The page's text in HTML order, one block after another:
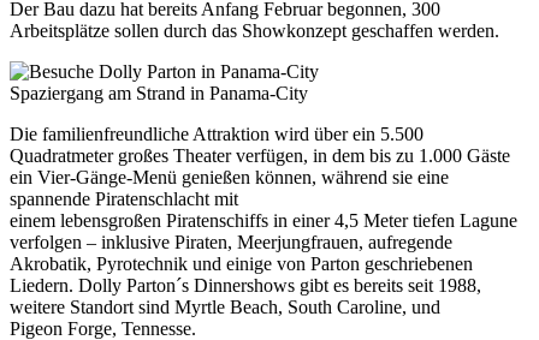
Der Bau dazu hat bereits Anfang Februar begonnen, 300
Arbeitsplätze sollen durch das Showkonzept geschaffen werden.
Spaziergang am Strand in Panama-City
Die familienfreundliche Attraktion wird über ein 5.500
Quadratmeter großes Theater verfügen, in dem bis zu 1.000 Gäste
ein Vier-Gänge-Menü genießen können, während sie eine
spannende Piratenschlacht mit
einem lebensgroßen Piratenschiffs in einer 4,5 Meter tiefen Lagune
verfolgen – inklusive Piraten, Meerjungfrauen, aufregende
Akrobatik, Pyrotechnik und einige von Parton geschriebenen
Liedern. Dolly Parton´s Dinnershows gibt es bereits seit 1988,
weitere Standort sind Myrtle Beach, South Caroline, und
Pigeon Forge, Tennesse.